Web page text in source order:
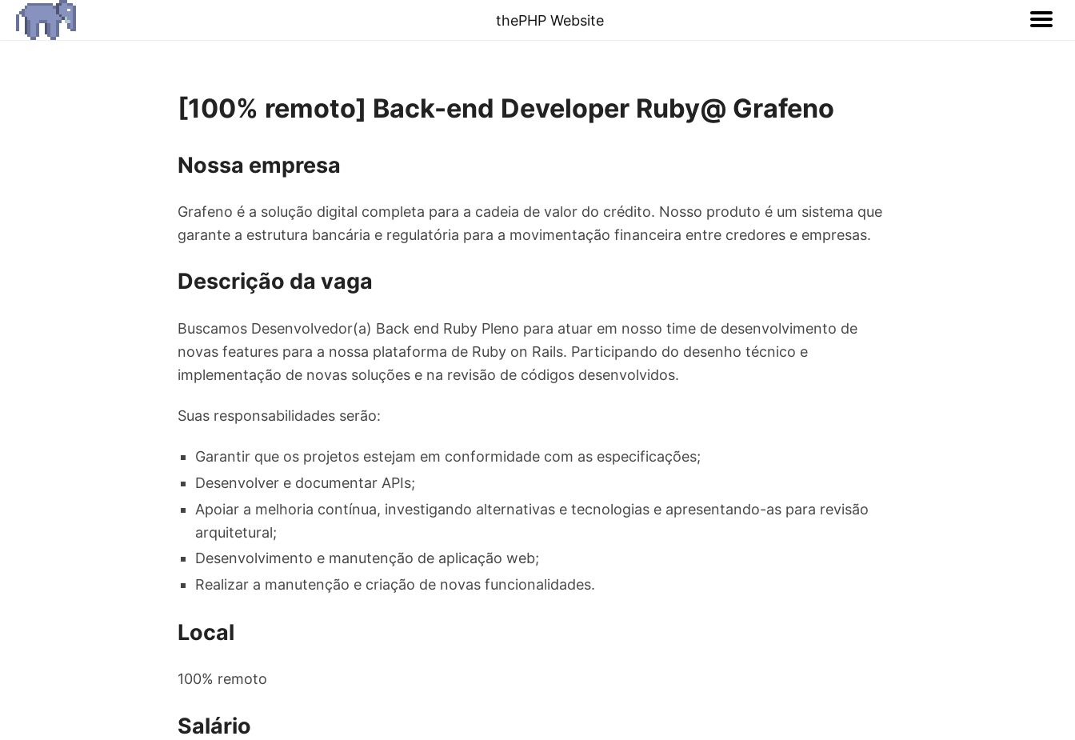
thePHP Website
[100% remoto] Back-end Developer Ruby@ Grafeno
Nossa empresa
Grafeno é a solução digital completa para a cadeia de valor do crédito. Nosso produto é um sistema que
garante a estrutura bancária e regulatória para a movimentação financeira entre credores e empresas.
Descrição da vaga
Buscamos Desenvolvedor(a) Back end Ruby Pleno para atuar em nosso time de desenvolvimento de
novas features para a nossa plataforma de Ruby on Rails. Participando do desenho técnico e
implementação de novas soluções e na revisão de códigos desenvolvidos.
Suas responsabilidades serão:
Garantir que os projetos estejam em conformidade com as especificações;
Desenvolver e documentar APIs;
Apoiar a melhoria contínua, investigando alternativas e tecnologias e apresentando-as para revisão
arquitetural;
Desenvolvimento e manutenção de aplicação web;
Realizar a manutenção e criação de novas funcionalidades.
Local
100% remoto
Salário